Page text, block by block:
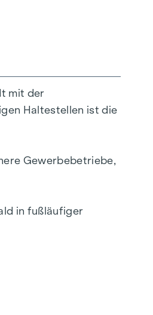
sich dieses Objekt
zum
mit der
Haltestellen ist die
Gewerbebetriebe,
in fußläufiger